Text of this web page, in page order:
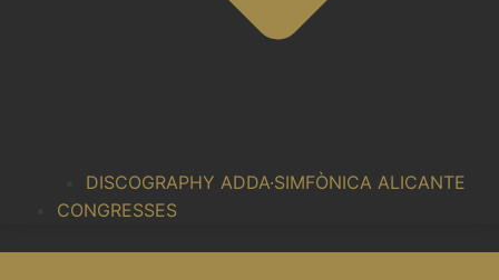
DISCOGRAPHY ADDA·SIMFÒNICA ALICANTE
CONGRESSES